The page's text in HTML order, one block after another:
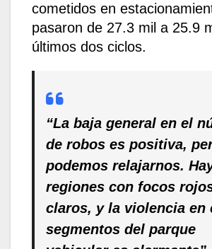
cometidos en
pasaron de 27.3 mil a 25.9
últimos dos ciclos.
“La baja general en el
de robos es positiva,
podemos relajarnos.
regiones con focos
claros, y la violencia en
segmentos del parque